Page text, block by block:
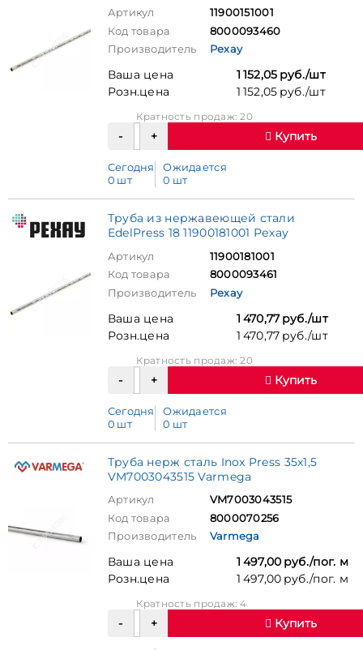
Артикул
11900151001
Код товара
8000093460
Производитель
Рехау
Ваша цена
1 152,05 руб./шт
Розн.цена
1 152,05 руб./шт
Кратность продаж: 20
Купить
Сегодня
0 шт
Ожидается
0 шт
Труба из нержавеющей стали
EdelPress 18 11900181001 Рехау
Артикул
11900181001
Код товара
8000093461
Производитель
Рехау
Ваша цена
1 470,77 руб./шт
Розн.цена
1 470,77 руб./шт
Кратность продаж: 20
Купить
Сегодня
0 шт
Ожидается
0 шт
Труба нерж сталь Inox Press 35x1,5
VM7003043515 Varmega
Артикул
VM7003043515
Код товара
8000070256
Производитель
Varmega
Ваша цена
1 497,00 руб./пог. м
Розн.цена
1 497,00 руб./пог. м
Кратность продаж: 4
Купить